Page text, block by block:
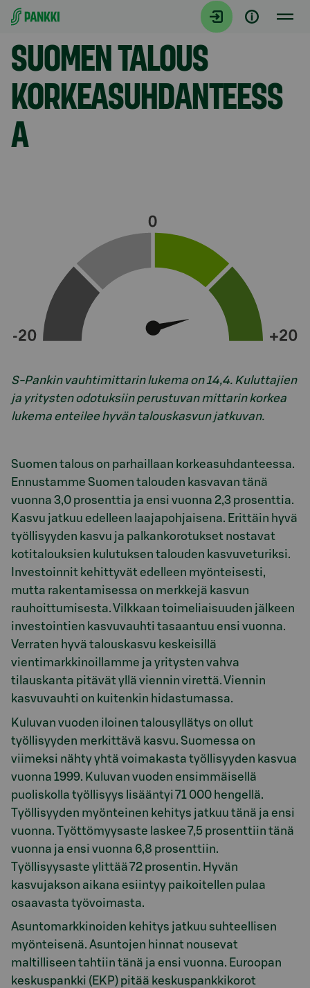
Siirry suoraan sisältöön
Model.AnchorLinkTargetDescription Yhteenveto
SUOMEN TALOUS
KORKEASUHDANTEESS
A
S-Pankin vauhtimittarin lukema on 14,4. Kuluttajien
ja yritysten odotuksiin perustuvan mittarin korkea
lukema enteilee hyvän talouskasvun jatkuvan.
Suomen talous on parhaillaan korkeasuhdanteessa.
Ennustamme Suomen talouden kasvavan tänä
vuonna 3,0 prosenttia ja ensi vuonna 2,3 prosenttia.
Kasvu jatkuu edelleen laajapohjaisena. Erittäin hyvä
työllisyyden kasvu ja palkankorotukset nostavat
kotitalouksien kulutuksen talouden kasvuveturiksi.
Investoinnit kehittyvät edelleen myönteisesti,
mutta rakentamisessa on merkkejä kasvun
rauhoittumisesta. Vilkkaan toimeliaisuuden jälkeen
investointien kasvuvauhti tasaantuu ensi vuonna.
Verraten hyvä talouskasvu keskeisillä
vientimarkkinoillamme ja yritysten vahva
tilauskanta pitävät yllä viennin virettä. Viennin
kasvuvauhti on kuitenkin hidastumassa.
Kuluvan vuoden iloinen talousyllätys on ollut
työllisyyden merkittävä kasvu. Suomessa on
viimeksi nähty yhtä voimakasta työllisyyden kasvua
vuonna 1999. Kuluvan vuoden ensimmäisellä
puoliskolla työllisyys lisääntyi 71 000 hengellä.
Työllisyyden myönteinen kehitys jatkuu tänä ja ensi
vuonna. Työttömyysaste laskee 7,5 prosenttiin tänä
vuonna ja ensi vuonna 6,8 prosenttiin.
Työllisyysaste ylittää 72 prosentin. Hyvän
kasvujakson aikana esiintyy paikoitellen pulaa
osaavasta työvoimasta.
Asuntomarkkinoiden kehitys jatkuu suhteellisen
myönteisenä. Asuntojen hinnat nousevat
maltilliseen tahtiin tänä ja ensi vuonna. Euroopan
keskuspankki (EKP) pitää keskuspankkikorot